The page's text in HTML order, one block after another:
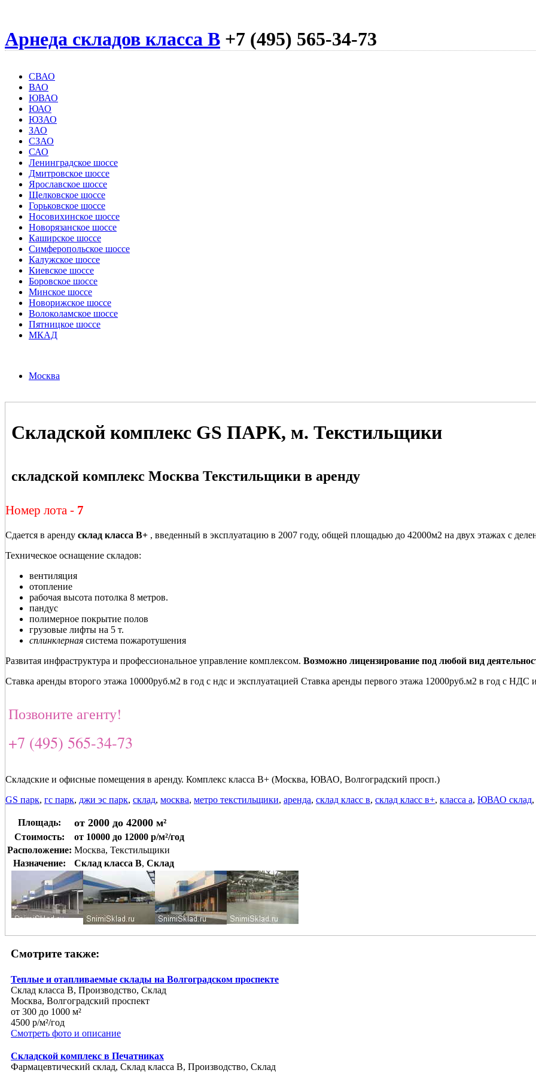
Арнеда складов класса B +7 (495) 565-34-73
СВАО
ВАО
ЮВАО
ЮАО
ЮЗАО
ЗАО
СЗАО
САО
Ленинградское шоссе
Дмитровское шоссе
Ярославское шоссе
Щелковское шоссе
Горьковское шоссе
Носовихинское шоссе
Новорязанское шоссе
Каширское шоссе
Симферопольское шоссе
Калужское шоссе
Киевское шоссе
Боровское шоссе
Минское шоссе
Новорижское шоссе
Волоколамское шоссе
Пятницкое шоссе
МКАД
Москва
Складской комплекс GS ПАРК, м. Текстильщики
складской комплекс Москва Текстильщики в аренду
Номер лота - 7
Сдается в аренду склад класса В+ , введенный в эксплуатацию в 2007 году, общей площадью до 42000м2 на двух этажах с
Техническое оснащение складов:
вентиляция
отопление
рабочая высота потолка 8 метров.
пандус
полимерное покрытие полов
грузовые лифты на 5 т.
сплинклерная система пожаротушения
Развитая инфраструктура и профессиональное управление комплексом. Возможно лицензирование под любой вид
Ставка аренды второго этажа 10000руб.м2 в год с ндс и эксплуатацией Ставка аренды первого этажа 12000руб.м2 в год с НДС
Позвоните агенту!
+7 (495) 565-34-73
Складские и офисные помещения в аренду. Комплекс класса В+ (Москва, ЮВАО, Волгоградский просп.)
GS парк, гс парк, джи эс парк, склад, москва, метро текстильщики, аренда, склад класс в, склад класс в+, класса а, ЮВАО склад,
Площадь: от 2000 до 42000 м²
Стоимость:
от 10000 до 12000 р/м²/год
Расположение: Москва, Текстильщики
Назначение:
Склад класса B, Склад
Смотрите также:
Теплые и отапливаемые склады на Волгоградском проспекте
Склад класса B, Производство, Склад
Москва, Волгоградский проспект
от 300 до 1000 м²
4500 р/м²/год
Смотреть фото и описание
Складской комплекс в Печатниках
Фармацевтический склад, Склад класса B, Производство, Склад